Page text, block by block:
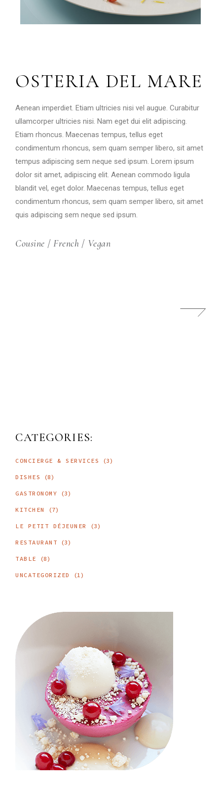
OSTERIA DEL MARE
Aenean imperdiet. Etiam ultricies nisi vel augue. Curabitur
ullamcorper ultricies nisi. Nam eget dui elit adipiscing.
Etiam rhoncus. Maecenas tempus, tellus eget
condimentum rhoncus, sem quam semper libero, sit amet
tempus adipiscing sem neque sed ipsum. Lorem ipsum
dolor sit amet, adipiscing elit. Aenean commodo ligula
blandit vel, eget dolor. Maecenas tempus, tellus eget
condimentum rhoncus, sem quam semper libero, sit amet
quis adipiscing sem neque sed ipsum.
Cousine / French / Vegan
CATEGORIES:
CONCIERGE & SERVICES (3)
DISHES (8)
GASTRONOMY (3)
KITCHEN (7)
LE PETIT DÉJEUNER (3)
RESTAURANT (3)
TABLE (8)
UNCATEGORIZED (1)